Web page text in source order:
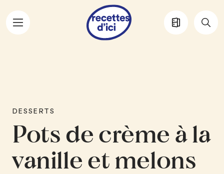
Aller au contenu principal
DESSERTS
Pots de crème à la
vanille et melons